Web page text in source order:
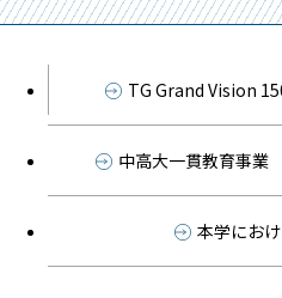
TG Grand Vision
中高大一貫教育事業
本学にお